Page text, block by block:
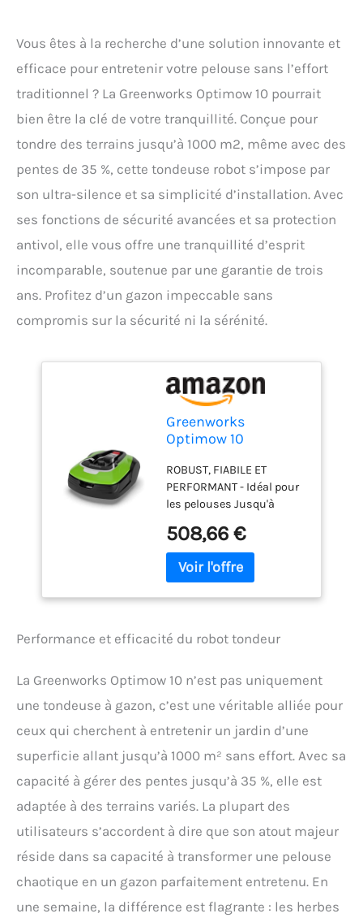
Vous êtes à la recherche d’une solution innovante et
efficace pour entretenir votre pelouse sans l’effort
traditionnel ? La Greenworks Optimow 10 pourrait
bien être la clé de votre tranquillité. Conçue pour
tondre des terrains jusqu’à 1000 m2, même avec des
pentes de 35 %, cette tondeuse robot s’impose par
son ultra-silence et sa simplicité d’installation. Avec
ses fonctions de sécurité avancées et sa protection
antivol, elle vous offre une tranquillité d’esprit
incomparable, soutenue par une garantie de trois
ans. Profitez d’un gazon impeccable sans
compromis sur la sécurité ni la sérénité.
Greenworks
Optimow 10
Gazon Jusqu'à 1000
m2 avec Pente 35 %,
Ultra Silencieuse,
Contrôlé 4G, Facile à
Installer, Fonctions
Sécurité Avancées,
Protection Antivol,
ROBUST, FIABILE ET
PERFORMANT - Idéal pour
les pelouses Jusqu'à
même en pente. Installez
puis branchez la tondeuse
autonome de gazon pour
automatique entre chaque
VERT, LUXURIANT ET PLUS
DE TEMPS LIBRE - libérez-
vous de la tonte! Le robot
tondeuse de gazon coupe
quelques millimètres et
laisse l'herbe coupée au
sol pour apporter humidité
à une croissance saine et
luxuriante FACILE À
Entourez votre gazon avec
le câble de guidage, fixez-
fournies, placez la station
508,66 €
Performance et efficacité du robot tondeur
La Greenworks Optimow 10 n’est pas uniquement
une tondeuse à gazon, c’est une véritable alliée pour
ceux qui cherchent à entretenir un jardin d’une
superficie allant jusqu’à 1000 m² sans effort. Avec sa
capacité à gérer des pentes jusqu’à 35 %, elle est
adaptée à des terrains variés. La plupart des
utilisateurs s’accordent à dire que son atout majeur
réside dans sa capacité à transformer une pelouse
chaotique en un gazon parfaitement entretenu. En
une semaine, la différence est flagrante : les herbes